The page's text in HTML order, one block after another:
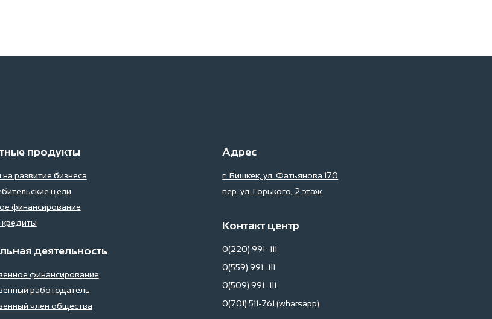
продукты
развитие бизнеса
цели
финансирование
деятельность
финансирование
работодатель
член общества
Адрес
г. Бишкек, ул. Фатьянова 170
пер. ул. Горького, 2 этаж
Контакт центр
0(220) 991 -111
0(559) 991 -111
0(509) 991 -111
0(701) 511-761 (whatsapp)